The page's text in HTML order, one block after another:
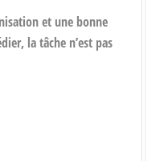
et une bonne
la tâche n’est pas